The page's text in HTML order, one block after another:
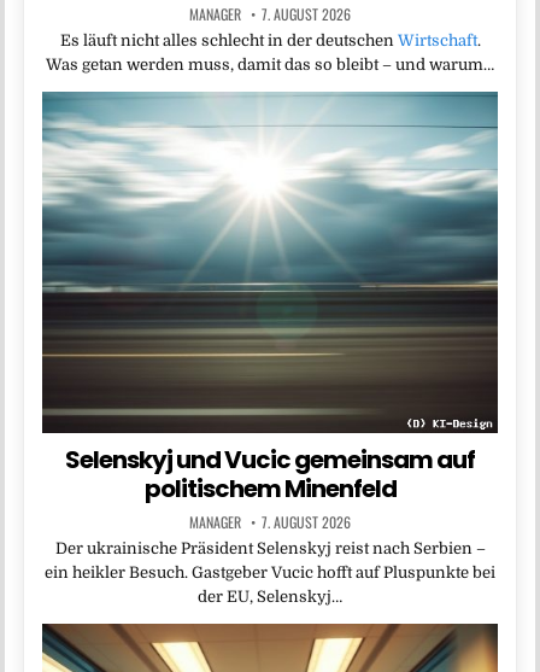
MANAGER 7. AUGUST 2026
Es läuft nicht alles schlecht in der deutschen Wirtschaft.
Was getan werden muss, damit das so bleibt – und warum…
Selenskyj und Vucic gemeinsam auf
politischem Minenfeld
MANAGER 7. AUGUST 2026
Der ukrainische Präsident Selenskyj reist nach Serbien –
ein heikler Besuch. Gastgeber Vucic hofft auf Pluspunkte bei
der EU, Selenskyj…